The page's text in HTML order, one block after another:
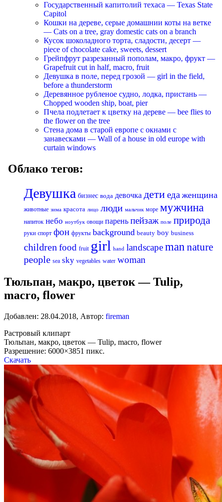
Государственный капитолий техаса — Texas State
Capitol
Кошки на дереве, серые домашнии коты на ветке
— Cats on a tree, gray domestic cats on a branch
Кусок шоколадного торта, сладости, десерт —
piece of chocolate cake, sweets, dessert
Грейпфрут разрезанный пополам, макро, фрукт —
Grapefruit cut in half, macro, fruit
Девушка в поле, перед грозой — girl in the field,
before a thunderstorm
Деревянное рубленое судно, лодка, пристань —
Chopped wooden ship, boat, pier
Пчела подлетает к цветку на дереве — bee flies to
the flower on the tree
Стена дома в старой европе с окнами с
занавесками — Wall of a house in old europe with
curtain windows
Облако тегов:
Девушка бизнес вода девочка детиеда женщина
животные зима красота лицо люди мальчик море мужчина
напиток небо ноутбук овощи парень пейзаж поле природа
руки спорт фон фрукты background beauty boy business
childrenfood fruit girl hand landscapeman nature
people sea sky vegetables water woman
Тюльпан, макро, цветок — Tulip,
macro, flower
Добавлен: 28.04.2018, Автор: fireman
Растровый клипарт
Тюльпан, макро, цветок — Tulip, macro, flower
Разрешение: 6000×3851 пикс.
Скачать